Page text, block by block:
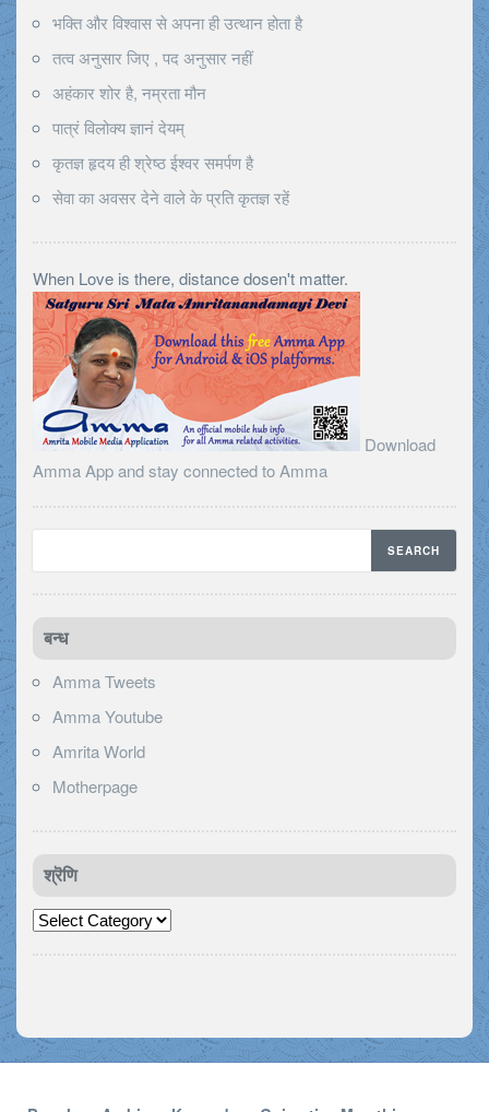
भक्ति और विश्वास से अपना ही उत्थान होता है
तत्व अनुसार जिए , पद अनुसार नहीं
अहंकार शोर है, नम्रता मौन
पात्रं विलोक्य ज्ञानं देयम्
कृतज्ञ हृदय ही श्रेष्ठ ईश्वर समर्पण है
सेवा का अवसर देने वाले के प्रति कृतज्ञ रहें
When Love is there, distance dosen't matter.
Download
Amma App and stay connected to Amma
बन्ध
Amma Tweets
Amma Youtube
Amrita World
Motherpage
श्रॆणि
श्रॆणि